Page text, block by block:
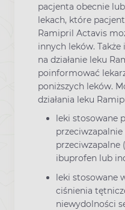
pacjenta obecnie
lekach, które
Ramipril Actavis
innych leków.
na działanie leku
poinformować
poniższych leków.
działania leku
leki stosowane
przeciwzapalne
ibuprofen lub
leki stosowane
ciśnienia
niewydolności